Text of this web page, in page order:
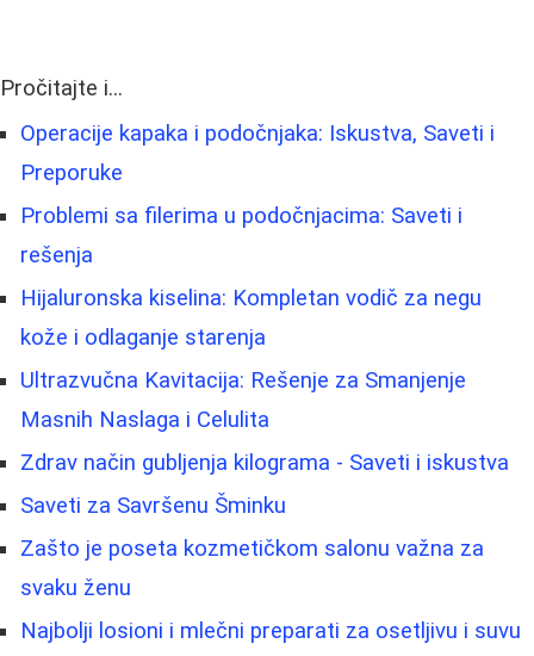
Pročitajte i...
Operacije kapaka i podočnjaka: Iskustva, Saveti i
Preporuke
Problemi sa filerima u podočnjacima: Saveti i
rešenja
Hijaluronska kiselina: Kompletan vodič za negu
kože i odlaganje starenja
Ultrazvučna Kavitacija: Rešenje za Smanjenje
Masnih Naslaga i Celulita
Zdrav način gubljenja kilograma - Saveti i iskustva
Saveti za Savršenu Šminku
Zašto je poseta kozmetičkom salonu važna za
svaku ženu
Najbolji losioni i mlečni preparati za osetljivu i suvu